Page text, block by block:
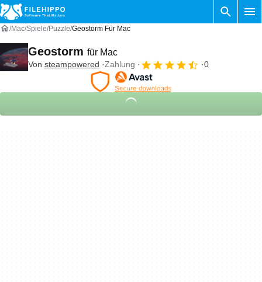
Mac Spiele Puzzle Geostorm Für Mac
Geostorm für Mac
Von steampowered Zahlung 0